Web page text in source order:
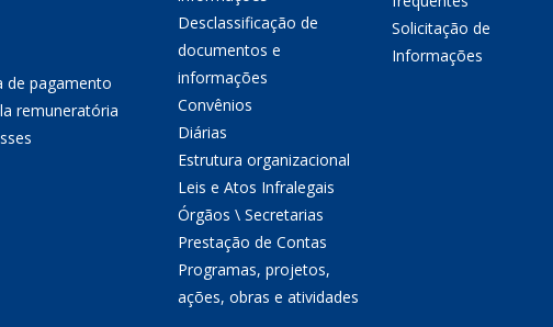
de pagamento
remuneratória
Desclassificação de
documentos e
informações
Convênios
Diárias
Estrutura organizacional
Leis e Atos Infralegais
Órgãos \ Secretarias
Prestação de Contas
Programas, projetos,
ações, obras e atividades
Solicitação de
Informações